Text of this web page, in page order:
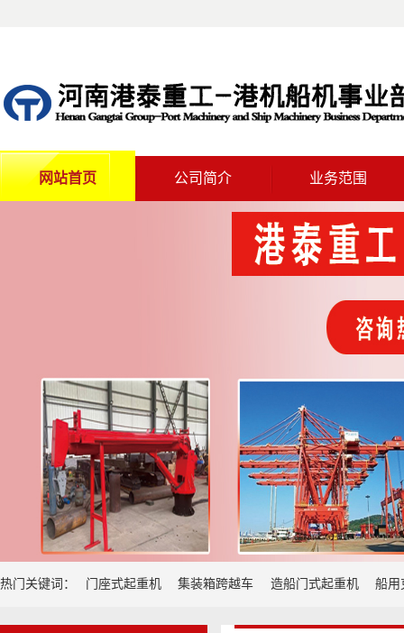
网站首页 公司简介 业务范围
热门关键词： 门座式起重机 集装箱跨越车 造船门式起重机 船用